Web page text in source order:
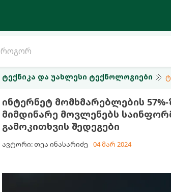
ტექნიკა და უახლესი ტექნოლოგიები
ინტერნეტ მომხმარებლების
მიმდინარე მოვლენებს
გამოკითხვის შედეგები
ავტორი: თეა ინასარიძე 04 მარ 2024